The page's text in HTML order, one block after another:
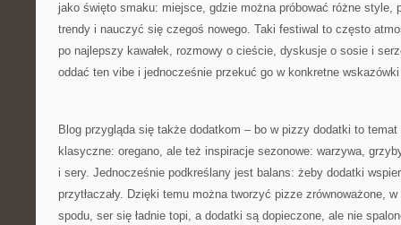
jako święto smaku: miejsce, gdzie można próbować różne style,
trendy i nauczyć się czegoś nowego. Taki festiwal to często
po najlepszy kawałek, rozmowy o cieście, dyskusje o sosie i
oddać ten vibe i jednocześnie przekuć go w konkretne
Blog przygląda się także dodatkom – bo w pizzy dodatki to
klasyczne: oregano, ale też inspiracje sezonowe: warzywa,
i sery. Jednocześnie podkreślany jest balans: żeby dodatki
przytłaczały. Dzięki temu można tworzyć pizze zrównoważone,
spodu, ser się ładnie topi, a dodatki są dopieczone, ale nie